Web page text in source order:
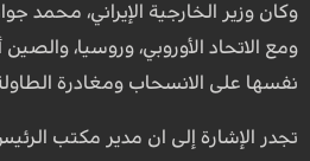
وكان وزير الخارجية الإيراني، محمد
ومع الاتحاد الأوروبي، وروسيا،
نفسها على الانسحاب ومغادرة
تجدر الإشارة إلى ان مدير مكتب